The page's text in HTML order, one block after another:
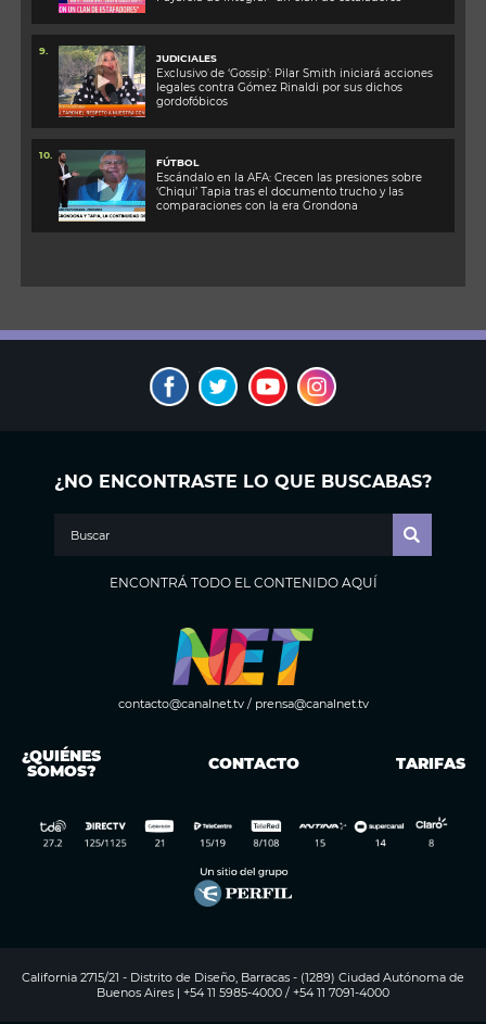
9.
JUDICIALES
Exclusivo de ‘Gossip’: Pilar Smith iniciará acciones
legales contra Gómez Rinaldi por sus dichos
gordofóbicos
10.
FÚTBOL
Escándalo en la AFA: Crecen las presiones sobre
‘Chiqui’ Tapia tras el documento trucho y las
comparaciones con la era Grondona
¿NO ENCONTRASTE LO QUE BUSCABAS?
ENCONTRÁ TODO EL CONTENIDO AQUÍ
contacto@canalnet.tv/ prensa@canalnet.tv
¿QUIÉNES
SOMOS? CONTACTO TARIFAS
California 2715/21 - Distrito de Diseño, Barracas - (1289) Ciudad Autónoma de
Buenos Aires | +54 11 5985-4000 / +54 11 7091-4000